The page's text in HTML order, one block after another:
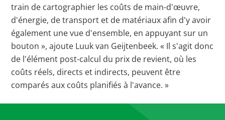
train de cartographier les coûts de main-d'œuvre,
d'énergie, de transport et de matériaux afin d'y avoir
également une vue d'ensemble, en appuyant sur un
bouton », ajoute Luuk van Geijtenbeek. « Il s'agit donc
de l'élément post-calcul du prix de revient, où les
coûts réels, directs et indirects, peuvent être
comparés aux coûts planifiés à l'avance. »